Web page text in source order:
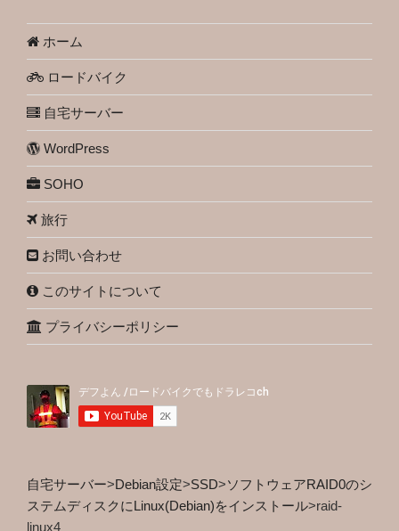
ホーム
ロードバイク
自宅サーバー
WordPress
SOHO
旅行
お問い合わせ
このサイトについて
プライバシーポリシー
自宅サーバー>Debian設定>SSD>ソフトウェアRAID0のシ
ステムディスクにLinux(Debian)をインストール>raid-
linux4